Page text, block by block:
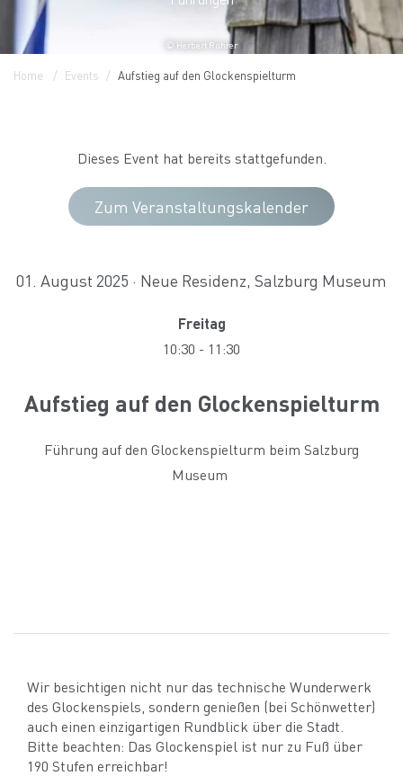
© Herbert Rohrer
Home Events Aufstieg auf den Glockenspielturm
Dieses Event hat bereits stattgefunden.
Zum Veranstaltungskalender
01. August 2025 · Neue Residenz, Salzburg Museum
Freitag
10:30 - 11:30
Aufstieg auf den Glockenspielturm
Führung auf den Glockenspielturm beim Salzburg
Museum
Wir besichtigen nicht nur das technische Wunderwerk
des Glockenspiels, sondern genießen (bei Schönwetter)
auch einen einzigartigen Rundblick über die Stadt.
Bitte beachten: Das Glockenspiel ist nur zu Fuß über
190 Stufen erreichbar!